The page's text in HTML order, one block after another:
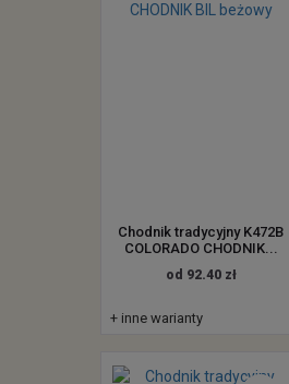
Chodnik tradycyjny K472B
COLORADO CHODNIK...
od 92.40 zł
+ inne warianty